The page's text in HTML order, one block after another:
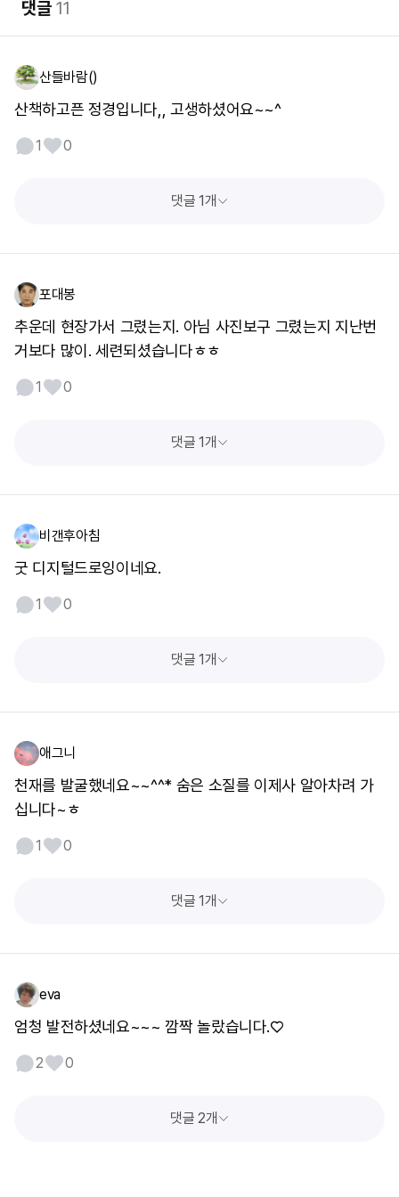
댓글11
산들바람()
산책하고픈 정경입니다,, 고생하셨어요~~^
1 0
댓글 1개
포대봉
추운데 현장가서 그렸는지. 아님 사진보구 그렸는지 지난번
거보다 많이. 세련되셨습니다ㅎㅎ
1 0
댓글 1개
비갠후아침
굿 디지털드로잉이네요.
1 0
댓글 1개
애그니
천재를 발굴했네요~~^^* 숨은 소질를 이제사 알아차려 가
십니다~ㅎ
1 0
댓글 1개
eva
엄청 발전하셨네요~~~ 깜짝 놀랐습니다.♡
2 0
댓글 2개